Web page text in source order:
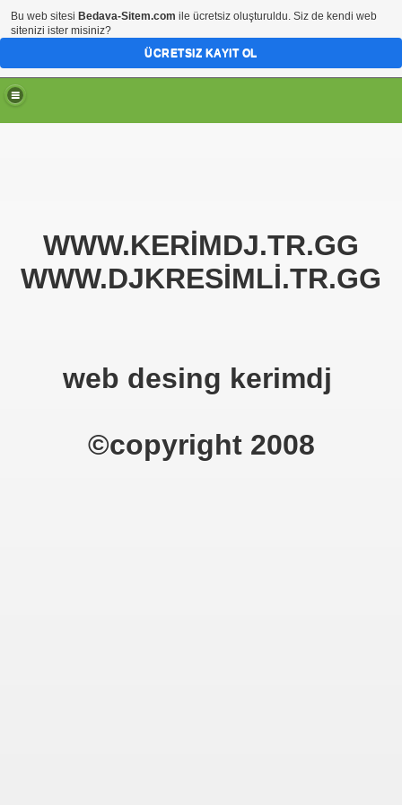
WWW.KERİMDJ.TR.GG
WWW.DJKRESİMLİ.TR.GG
web desing kerimdj
©copyright 2008
Bu web sitesi Bedava-Sitem.com ile ücretsiz oluşturuldu. Siz de kendi web
sitenizi ister misiniz?
ÜCRETSIZ KAYIT OL